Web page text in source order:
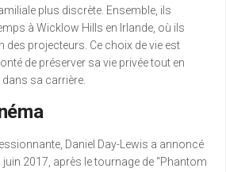
plus discrète. Ensemble, ils
à Wicklow Hills en Irlande, où ils
des projecteurs. Ce choix de vie est
de préserver sa vie privée tout en
sa carrière.
Daniel Day-Lewis a annoncé
2017, après le tournage de “Phantom